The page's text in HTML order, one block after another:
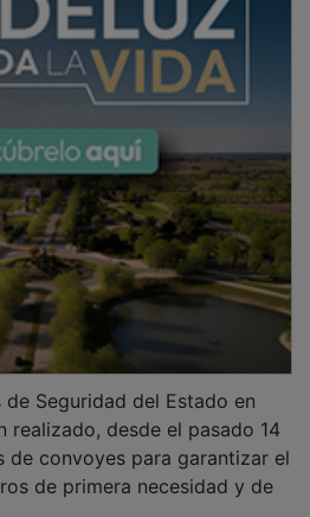
Seguridad del Estado en
realizado, desde el pasado 14
de convoyes para garantizar el
de primera necesidad y de